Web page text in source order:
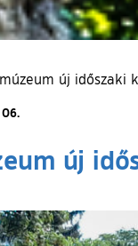
új időszaki
06.
új